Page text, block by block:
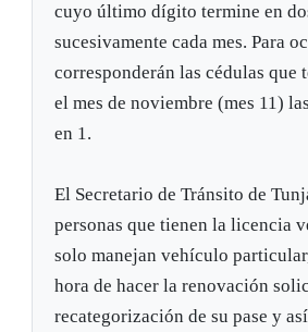
cuyo último dígito termine en
sucesivamente cada mes. Para
corresponderán las cédulas que
el mes de noviembre (mes 11)
en 1.
El Secretario de Tránsito de
personas que tienen la licencia
solo manejan vehículo
hora de hacer la renovación
recategorización de su pase y